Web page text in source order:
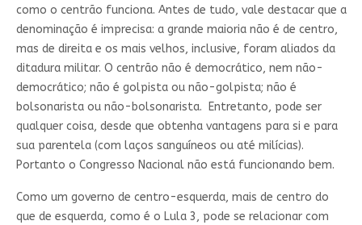
como o centrão funciona. Antes de tudo, vale destacar que a
denominação é imprecisa: a grande maioria não é de centro,
mas de direita e os mais velhos, inclusive, foram aliados da
ditadura militar. O centrão não é democrático, nem não-
democrático; não é golpista ou não-golpista; não é
bolsonarista ou não-bolsonarista. Entretanto, pode ser
qualquer coisa, desde que obtenha vantagens para si e para
sua parentela (com laços sanguíneos ou até milícias).
Portanto o Congresso Nacional não está funcionando bem.
Como um governo de centro-esquerda, mais de centro do
que de esquerda, como é o Lula 3, pode se relacionar com